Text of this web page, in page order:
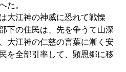
た。
大江神の神威に恐れて戦慄
下の住民は、先を争うて山深
大江神の仁慈の言葉に漸く安
を全部引率して、顕恩郷に移